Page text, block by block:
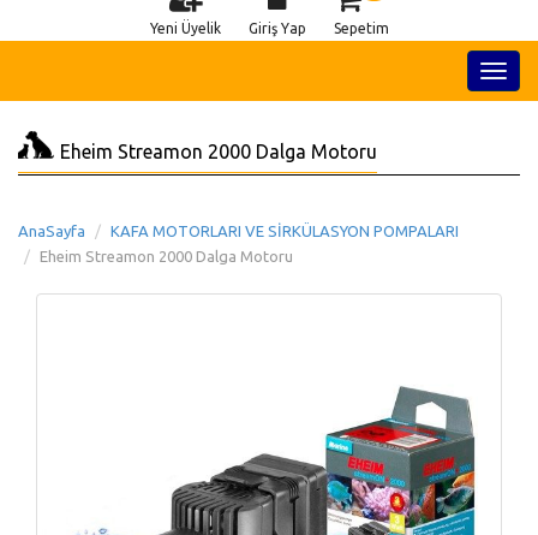
Yeni Üyelik Giriş Yap Sepetim
Eheim Streamon 2000 Dalga Motoru
AnaSayfa
KAFA MOTORLARI VE SİRKÜLASYON POMPALARI
Eheim Streamon 2000 Dalga Motoru